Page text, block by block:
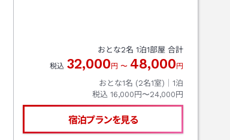
おとな2名 1泊1部屋 合計
税込 32,000 円 〜 48,000 円
おとな1名 (2名1室)｜ 1泊
税込 16,000円〜24,000円
宿泊プランを見る